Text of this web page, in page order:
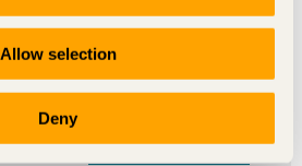
Allow selection
Deny
مشاركة هذه الصفحة:
المشاريع الفرعية مع